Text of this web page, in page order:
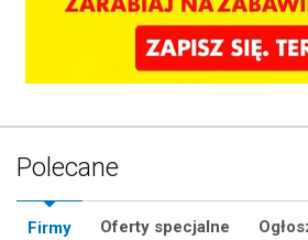
Polecane
Firmy Oferty specjalne